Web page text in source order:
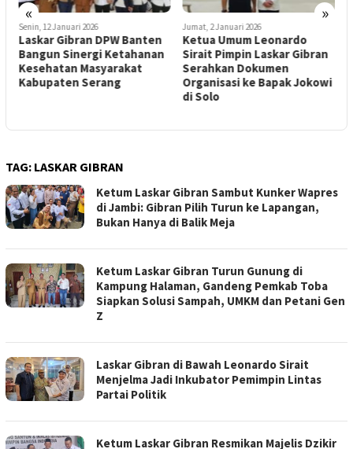
« »
Senin, 12 Januari 2026
Laskar Gibran DPW Banten
Bangun Sinergi Ketahanan
Kesehatan Masyarakat
Kabupaten Serang
Jumat, 2 Januari 2026
Ketua Umum Leonardo
Sirait Pimpin Laskar Gibran
Serahkan Dokumen
Organisasi ke Bapak Jokowi
di Solo
TAG: LASKAR GIBRAN
Ketum Laskar Gibran Sambut Kunker Wapres
di Jambi: Gibran Pilih Turun ke Lapangan,
Bukan Hanya di Balik Meja
Ketum Laskar Gibran Turun Gunung di
Kampung Halaman, Gandeng Pemkab Toba
Siapkan Solusi Sampah, UMKM dan Petani Gen
Z
Laskar Gibran di Bawah Leonardo Sirait
Menjelma Jadi Inkubator Pemimpin Lintas
Partai Politik
Ketum Laskar Gibran Resmikan Majelis Dzikir